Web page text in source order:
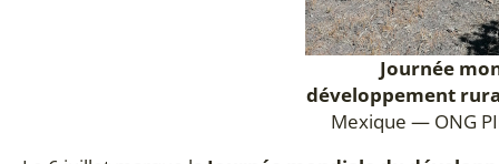
Journée
développement
Mexique — ONG